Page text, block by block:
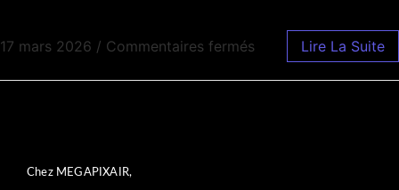
17 mars 2026 / Commentaires fermés Lire La Suite
Chez MEGAPIXAIR,